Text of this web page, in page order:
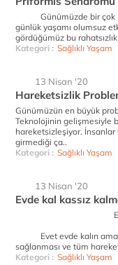
Günümüzde bir çok
günlük yaşamı olumsuz
gördüğümüz bu
Kategori : Sağlıklı Yaşam
13 Nisan '20
Hareketsizlik
Günümüzün en büyük
Teknolojinin gelişmesiyle
hareketsizleşiyor. İnsanlar
girmediği ça..
Kategori : Sağlıklı Yaşam
13 Nisan '20
Evde kal kassız
EVDE KAL
Evet evde kalın ama
sağlanması ve tüm
Kategori : Sağlıklı Yaşam